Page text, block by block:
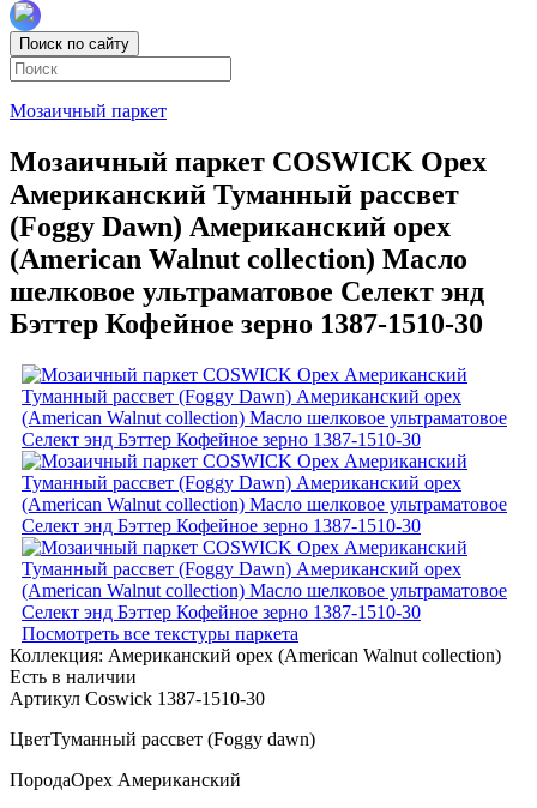
Поиск по сайту
Мозаичный паркет
Мозаичный паркет COSWICK Орех
Американский Туманный рассвет
(Foggy Dawn) Американский орех
(American Walnut collection) Масло
шелковое ультраматовое Селект энд
Бэттер Кофейное зерно 1387-1510-30
Посмотреть все текстуры паркета
Коллекция: Американский орех (American Walnut collection)
Есть в наличии
Артикул Coswick 1387-1510-30
ЦветТуманный рассвет (Foggy dawn)
ПородаОрех Американский